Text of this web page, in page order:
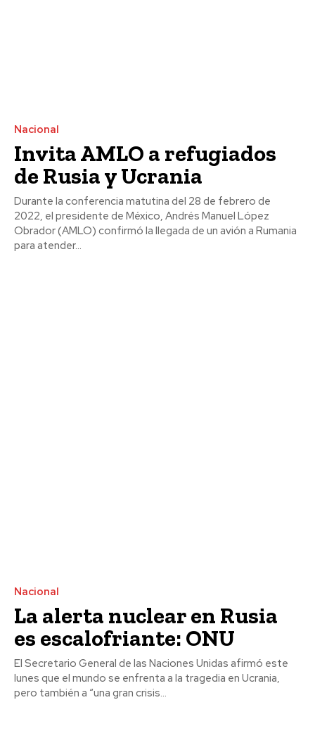
Nacional
Invita AMLO a refugiados
de Rusia y Ucrania
Durante la conferencia matutina del 28 de febrero de
2022, el presidente de México, Andrés Manuel López
Obrador (AMLO) confirmó la llegada de un avión a Rumania
para atender...
Nacional
La alerta nuclear en Rusia
es escalofriante: ONU
El Secretario General de las Naciones Unidas afirmó este
lunes que el mundo se enfrenta a la tragedia en Ucrania,
pero también a “una gran crisis...